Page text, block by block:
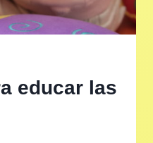
educar las